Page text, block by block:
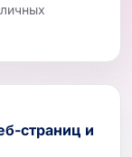
страниц и